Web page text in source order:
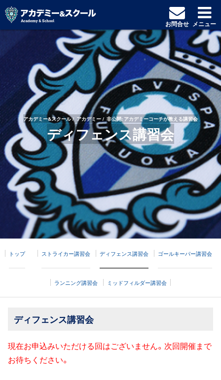
アカデミー&スクール アカデミー 非公開: アカデミーコーチが教える講習会
ディフェンス講習会
お問合せ メニュー
トップ ストライカー講習会 ディフェンス講習会 ゴールキーパー講習会
ランニング講習会 ミッドフィルダー講習会
ディフェンス講習会
現在お申込みいただける回はございません。次回開催まで
お待ちください。